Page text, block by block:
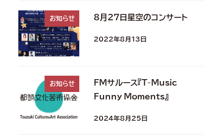
お知らせ 8月27日星空のコンサート
2022年8月13日
お知らせ
FMサルース『T-Music
Funny Moments』
2024年8月25日